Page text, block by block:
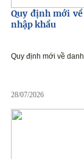
Quy định mới
nhập khẩu
Quy định mới về
28/07/2026